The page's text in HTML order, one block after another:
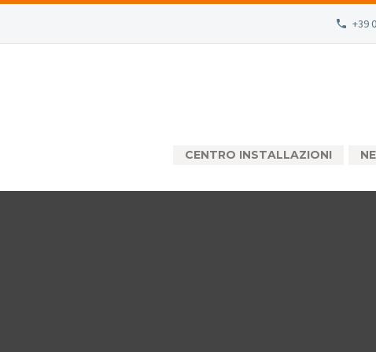
+39
CENTRO INSTALLAZIONI